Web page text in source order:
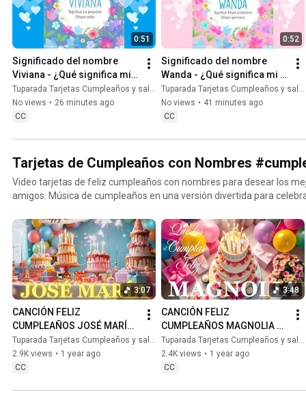
#quesignificaminombre #significadodenombres #nombresdeniña
#significadodenombresparabebes #tarjetas #tuparada
#felizdia #quésignifica #origendelnombre #nombresparabebés
0:51
Significado del nombre
Viviana - ¿Qué significa mi
nombre Viviana?
#nombreViviana #Viviana
Tuparada Tarjetas Cumpleaños y saludos
No views • 26 minutes ago
CC
0:52
Significado del nombre
Wanda - ¿Qué significa mi
nombre Wanda?
#nombreWanda #Wanda
Tuparada Tarjetas Cumpleaños y saludos
No views • 41 minutes ago
CC
Tarjetas de Cumpleaños con Nombres
Video tarjetas de feliz cumpleaños con nombres para desear los
amigos. Música de cumpleaños en una versión divertida para celebrar el día de tus seres queridos.
cumpleañeros y cumpleañeras. Puedes escribir en comentarios los
agreguemos. 🎉 Suscríbete al canal para recibir las novedades:
https://www.youtube.com/@tuparada Visita nuestro nuevo canal en inglés:
@HappyBirthdayandHolidays Tarjetas de feliz cumpleaños con nombres, Tarjetas de cumpleaños
con nombre, feliz cumpleaños, feliz cumpleaños con el nombre,
música de cumpleaños feliz, Happy Birthday, Happy Birthday Song
names, feliz cumple con nombres. #tarjetadecumpleaños #nombres #tarjetas
#tarjetasdefelizcumpleaños #cumpleaños #felizcumpleaños
#músicadefelizcumpleaños #nombre #felizcumple #felizcumpledia
#happybirthdaytoyou #happybirthdaysong
#tarjetadecumpleaños #postales #happybirthdaywishes
3:07
CANCIÓN FELIZ
CUMPLEAÑOS JOSÉ MARÍA
CON NOMBRE - HAPPY
BIRTHDAY JOSE MARIA!
#JoséMaría #cumpleaños
Tuparada Tarjetas Cumpleaños y saludos
2.9K views • 1 year ago
CC
3:48
CANCIÓN FELIZ
CUMPLEAÑOS MAGNOLIA
CON NOMBRE - HAPPY
BIRTHDAY MAGNOLIA!
#Magnolia
Tuparada Tarjetas Cumpleaños y saludos
2.4K views • 1 year ago
CC